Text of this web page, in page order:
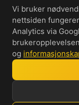
Vi bruker
nettsiden
Analytics via
og